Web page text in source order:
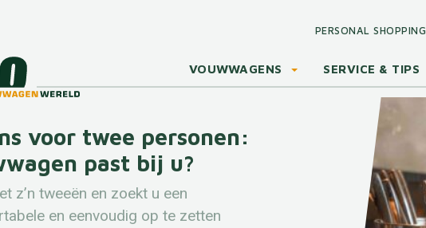
PERSONAL SHOPPING
VOUWWAGENS SERVICE & TIPS
voor twee personen:
past bij u?
z’n tweeën en zoekt u een
en eenvoudig op te zetten